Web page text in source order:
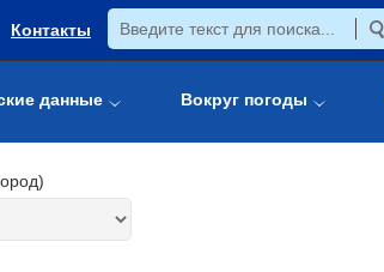
Контакты
данные Вокруг погоды